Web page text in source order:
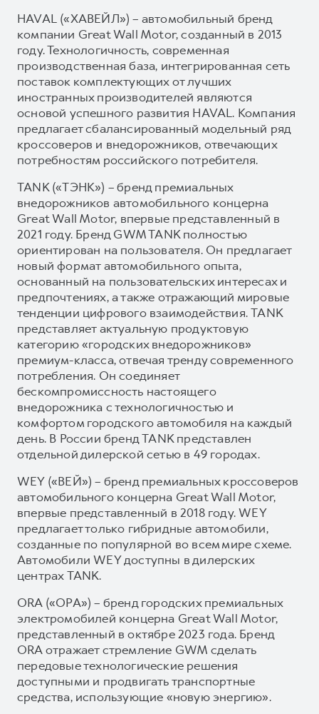
HAVAL («ХАВЕЙЛ») – автомобильный бренд
компании Great Wall Motor, созданный в 2013
году. Технологичность, современная
производственная база, интегрированная сеть
поставок комплектующих от лучших
иностранных производителей являются
основой успешного развития HAVAL. Компания
предлагает сбалансированный модельный ряд
кроссоверов и внедорожников, отвечающих
потребностям российского потребителя.
TANK («ТЭНК») – бренд премиальных
внедорожников автомобильного концерна
Great Wall Motor, впервые представленный в
2021 году. Бренд GWM TANK полностью
ориентирован на пользователя. Он предлагает
новый формат автомобильного опыта,
основанный на пользовательских интересах и
предпочтениях, а также отражающий мировые
тенденции цифрового взаимодействия. TANK
представляет актуальную продуктовую
категорию «городских внедорожников»
премиум-класса, отвечая тренду современного
потребления. Он соединяет
бескомпромиссность настоящего
внедорожника с технологичностью и
комфортом городского автомобиля на каждый
день. В России бренд TANK представлен
отдельной дилерской сетью в 49 городах.
WEY («ВЕЙ») – бренд премиальных кроссоверов
автомобильного концерна Great Wall Motor,
впервые представленный в 2018 году. WEY
предлагает только гибридные автомобили,
созданные по популярной во всем мире схеме.
Автомобили WEY доступны в дилерских
центрах TANK.
ORA («ОРА») – бренд городских премиальных
электромобилей концерна Great Wall Motor,
представленный в октябре 2023 года. Бренд
ORA отражает стремление GWM сделать
передовые технологические решения
доступными и продвигать транспортные
средства, использующие «новую энергию».